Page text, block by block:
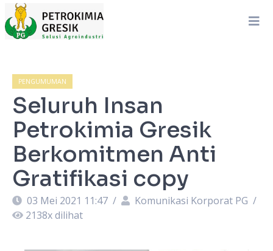
PENGUMUMAN
Seluruh Insan
Petrokimia Gresik
Berkomitmen Anti
Gratifikasi copy
03 Mei 2021 11:47 / Komunikasi Korporat PG /
2138x dilihat